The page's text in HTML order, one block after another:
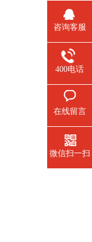
咨询客服
400电话
在线留言
微信扫一扫